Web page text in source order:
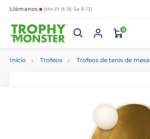
Llámanos (Mo-Fr 9-18, Sa 9-13)
0
Inicio Trofeos Trofeos de tenis de mesa